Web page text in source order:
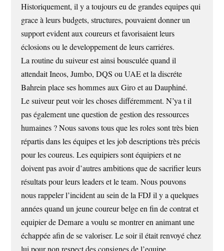
Historiquement, il y a toujours eu de grandes equipes qui
grace à leurs budgets, structures, pouvaient donner un
support evident aux coureurs et favorisaient leurs
éclosions ou le developpement de leurs carriéres.
La routine du suiveur est ainsi bousculée quand il
attendait Ineos, Jumbo, DQS ou UAE et la discréte
Bahrein place ses hommes aux Giro et au Dauphiné.
Le suiveur peut voir les choses différemment. N’ya t il
pas également une question de gestion des ressources
humaines ? Nous savons tous que les roles sont très bien
répartis dans les équipes et les job descriptions très précis
pour les coureus. Les equipiers sont équipiers et ne
doivent pas avoir d’autres ambitions que de sacrifier leurs
résultats pour leurs leaders et le team. Nous pouvons
nous rappeler l’incident au sein de la FDJ il y a quelques
années quand un jeune coureur belge en fin de contrat et
equipier de Demare a voulu se montrer en animant une
échappée afin de se valoriser. Le soir il était renvoyé chez